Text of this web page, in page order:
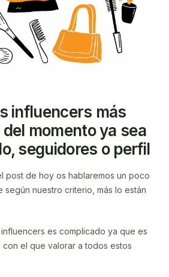
influencers más
momento ya sea
seguidores o perfil
post de hoy os hablaremos un poco
según nuestro criterio, más lo están
es complicado ya que es
con el que valorar a todos estos